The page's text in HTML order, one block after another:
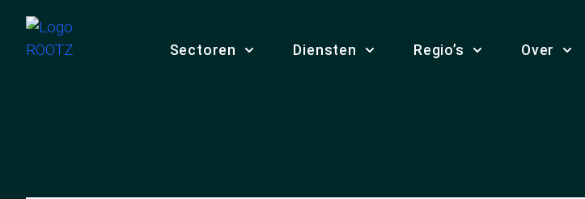
Sectoren Diensten Regio’s Over